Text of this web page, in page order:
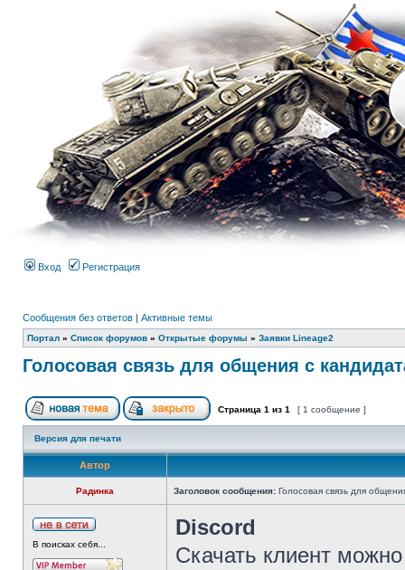
Вход Регистрация
Сообщения без ответов | Активные темы
Портал » Список форумов » Открытые форумы » Заявки Lineage2
Голосовая связь для общения с
Страница 1 из 1 [ 1 сообщение ]
Версия для печати
Автор
Радинка Заголовок сообщения: Голосовая связь для
В поисках себя...
Discord
Скачать клиент можно